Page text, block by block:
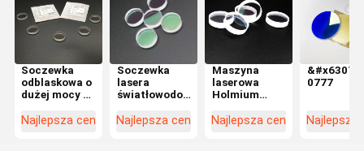
Soczewka
odblaskowa o
dużej mocy 0
20*5mm
Najlepsza cena
Soczewka
lasera
światłowodowego
stopni do
Najlepsza cena
Maszyna
laserowa
Holmium
odblaskowa 0
Najlepsza cena
0777
Najlepsza